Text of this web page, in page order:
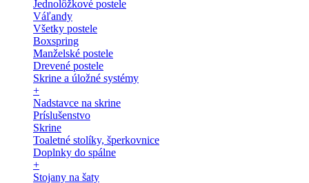
Jednolôžkové postele
Váľandy
Všetky postele
Boxspring
Manželské postele
Drevené postele
Skrine a úložné systémy
+
Nadstavce na skrine
Príslušenstvo
Skrine
Toaletné stolíky, šperkovnice
Doplnky do spálne
+
Stojany na šaty